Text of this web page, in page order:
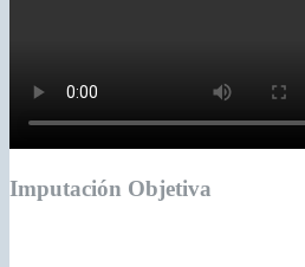
Imputación Objetiva